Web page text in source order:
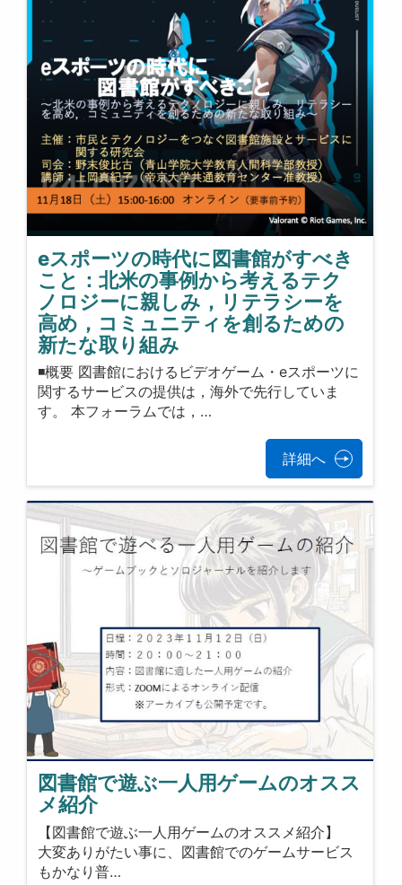
eスポーツの時代に図書館がすべき
こと：北米の事例から考えるテク
ノロジーに親しみ，リテラシーを
高め，コミュニティを創るための
新たな取り組み
◾️概要 図書館におけるビデオゲーム・eスポーツに
関するサービスの提供は，海外で先行していま
す。 本フォーラムでは，…
詳細へ
図書館で遊ぶ一人用ゲームのオスス
メ紹介
【図書館で遊ぶ一人用ゲームのオススメ紹介】
大変ありがたい事に、図書館でのゲームサービス
もかなり普…